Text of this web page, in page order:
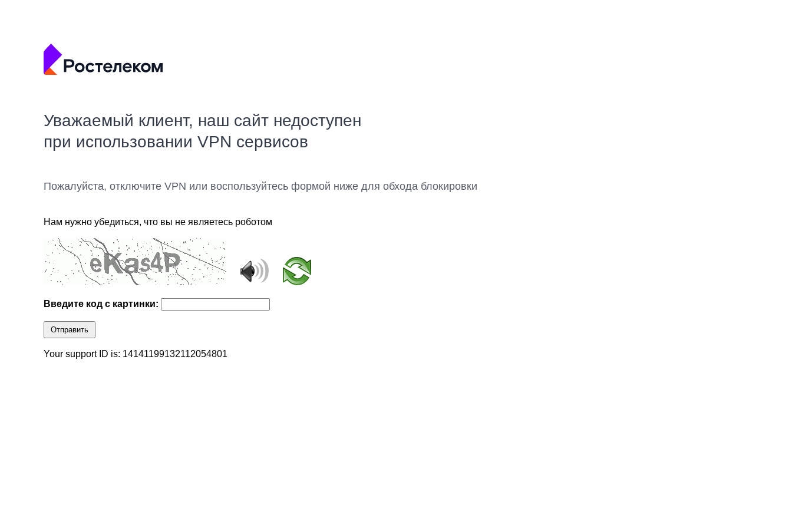
Уважаемый клиент, наш сайт недоступен
при использовании VPN сервисов
Пожалуйста, отключите VPN или воспользуйтесь формой ниже для обхода блокировки
Нам нужно убедиться, что вы не являетесь роботом
Введите код с картинки:
Отправить
Your support ID is: 14141199132112054801